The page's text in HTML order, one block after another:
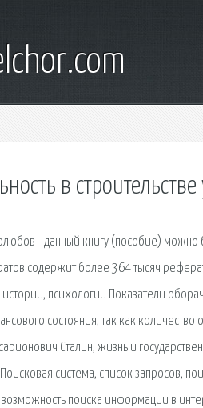
в
- данный книгу (пособие) можно
содержит более 364 тысяч
психологии Показатели
состояния, так как
Сталин, жизнь и
Поисковая сиcтема, список запросов,
поиска информации в